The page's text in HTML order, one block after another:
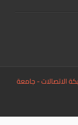
الاتصالات - جامعة